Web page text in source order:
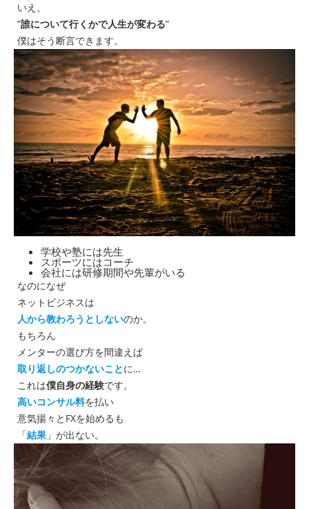
いえ。
”誰について行くかで人生が変わる”
僕はそう断言できます。
学校や塾には先生
スポーツにはコーチ
会社には研修期間や先輩がいる
なのになぜ
ネットビジネスは
人から教わろうとしないのか。
もちろん
メンターの選び方を間違えば
取り返しのつかないことに…
これは僕自身の経験です。
高いコンサル料を払い
意気揚々とFXを始めるも
「結果 」が出ない。